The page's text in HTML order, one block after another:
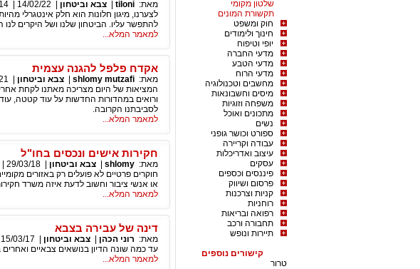
שלטון מקומי
תקשורת המונים
חוק ומשפט
חינוך ולימודים
יופי וטיפוח
מדעי החברה
מדעי הטבע
מדעי הרוח
מחשבים וטכנולוגיה
מיסים וחשבונאות
משפחה וזוגיות
מתכונים ואוכל
נשים
ספורט וכושר גופני
עבודה וקריירה
עיצוב ואדריכלות
עסקים
פיננסים וכספים
פרסום ושיווק
קניות וצרכנות
רוחניות
רפואה ובריאות
תחבורה ורכב
תיירות ונופש
קישורים נוספים
טרור
מאת: tiloni צבא וביטחון 14/02/22
לצערנו, מיגון חלונות הוא חלק אינטגרלי
להתפשר עליו. הביטחון שלנו ושל היקרים
למאמר המלא...
אקדח פלפל להגנה עצמית
מאת: shlomy mutzafi צבא וביטחון
המציאות של היום מצריכה מאתנו לקחת
ורואים במהדורות החדשות על עוד קטטה, עוד
לסביבתנו הקרובה.
למאמר המלא...
חקירות אישים ונכסים בחו"ל
מאת: shlomy צבא וביטחון 29/03/18
חוקרים פרטיים לא פועלים רק באזורים
או אנשי ציבור וחשוב לדעת איזה משרד
למאמר המלא...
דינה של עבירה בצבא
מאת: רוני הכהן צבא וביטחון 15/03/17
עד כמה שונה הדיון בנושאים צבאיים
למאמר המלא...